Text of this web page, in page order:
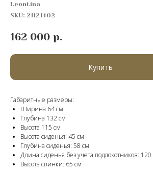
Leontina
SKU: 21121402
162 000 р.
Купить
Габаритные размеры:
Ширина 64 см
Глубина 132 см
Высота 115 см
Высота сиденья: 45 см
Глубина сиденья: 58 см
Длина сиденья без учета подлокотников: 120
Высота спинки: 65 см